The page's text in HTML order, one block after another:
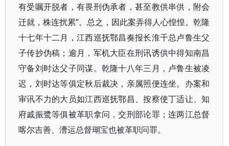
有受嘱开脱者，有畏刑伪承者，甚至教供串供，附会
迁就，株连扰累”。总之，因此案弄得人心惶惶。乾隆
十七年十二月，江西巡抚鄂昌奏报长淮千总卢鲁生父
子传抄伪稿；逾月，军机大臣在刑讯诱供中得知南昌
守备刘时达父子同谋。乾隆十八年三月，卢鲁生被凌
迟，刘时达等俱定秋后裁决，亲属照便连坐。办案和
审讯不力的大员如江西巡抚鄂昌、按察使丁适让、知
府戚振鹭等俱被革职拿问，交刑部论罪；连两江总督
喀尔吉善、漕运总督瑚宝也被革职问罪。